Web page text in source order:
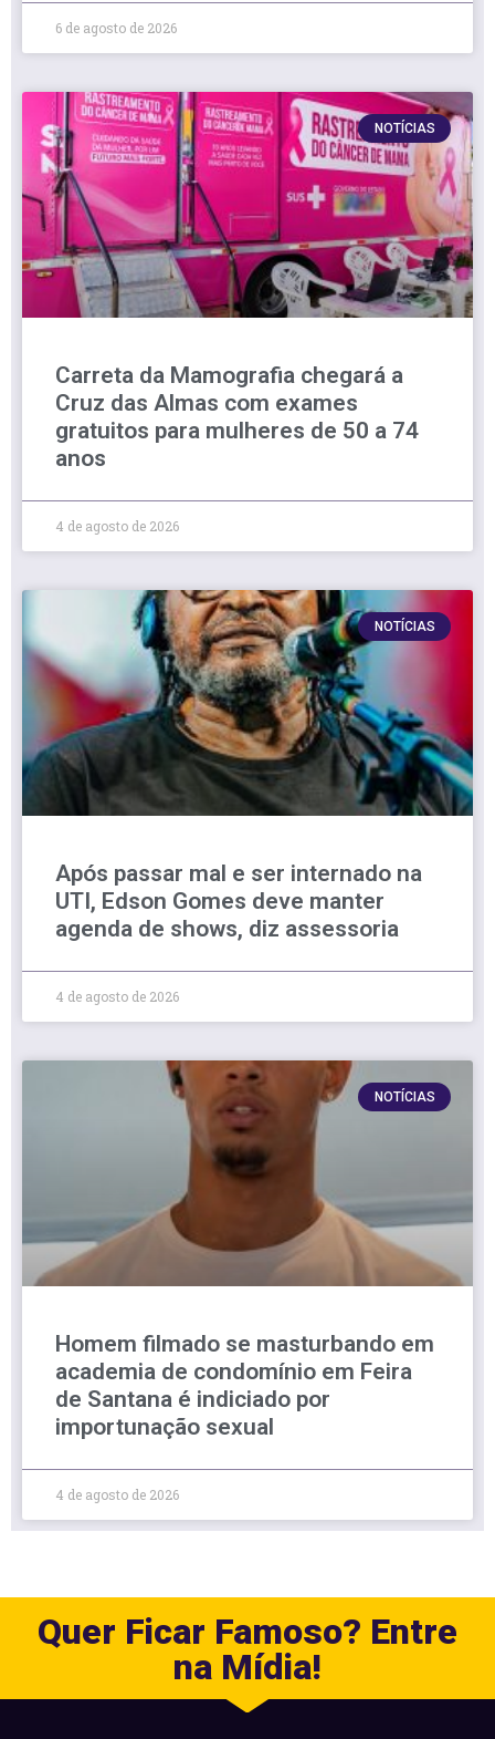
6 de agosto de 2026
NOTÍCIAS
Carreta da Mamografia chegará a
Cruz das Almas com exames
gratuitos para mulheres de 50 a 74
anos
4 de agosto de 2026
NOTÍCIAS
Após passar mal e ser internado na
UTI, Edson Gomes deve manter
agenda de shows, diz assessoria
4 de agosto de 2026
NOTÍCIAS
Homem filmado se masturbando em
academia de condomínio em Feira
de Santana é indiciado por
importunação sexual
4 de agosto de 2026
Quer Ficar Famoso? Entre
na Mídia!